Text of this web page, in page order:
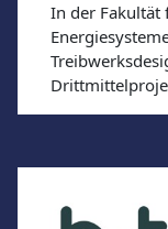
In der Fakultät